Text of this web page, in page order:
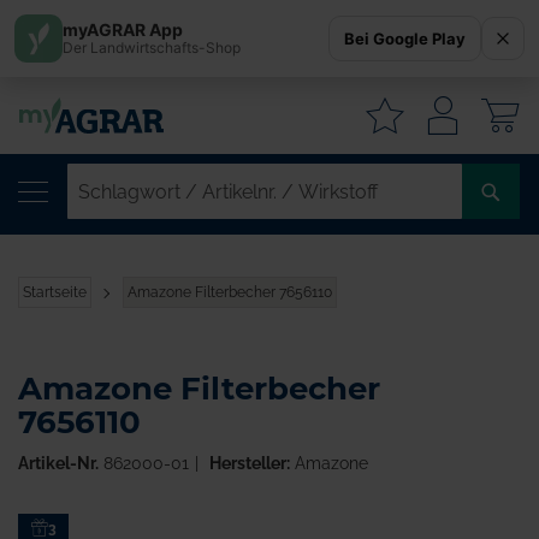
Startseite Amazone Filterbecher 7656110
Zum3
Amazone Filterbecher
7656110
Artikel-Nr. 862000-01 Hersteller:Amazone
myAGRAR App
Der Landwirtschafts-Shop Bei Google Play